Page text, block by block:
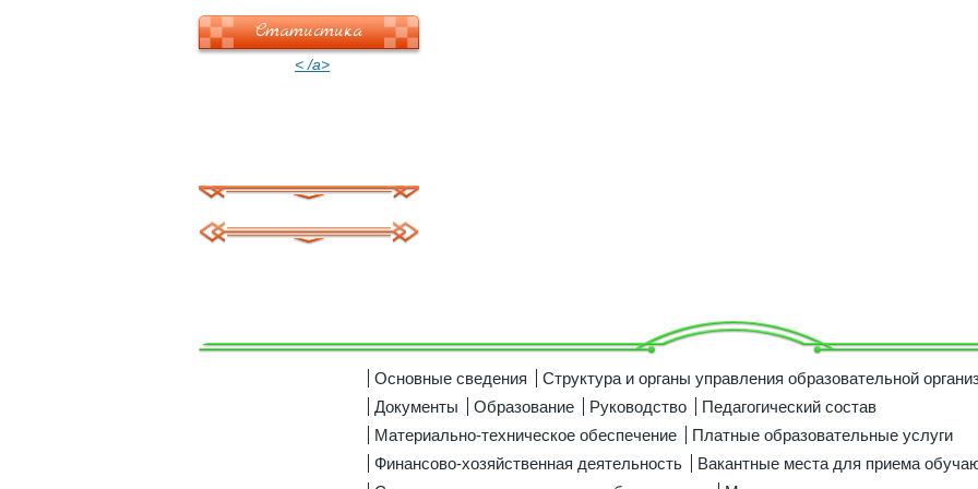
Статистика
< /a>
Основные сведения
Структура и органы управления образовательной
Документы
Образование Руководство
Педагогический состав
Материально-техническое обеспечение
Платные образовательные услуги
Финансово-хозяйственная деятельность
Вакантные места для приема